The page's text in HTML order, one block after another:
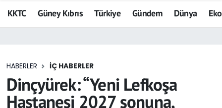
KKTC Güney Kıbrıs Türkiye Gündem Dünya
HABERLER İÇ HABERLER
Dinçyürek: “Yeni Lefkoşa
Hastanesi 2027 sonuna,
Dijigazete
Eğitim
Ekonomi
Trafik Durumu
Tüm Manşetler
Son Dakika Haberleri